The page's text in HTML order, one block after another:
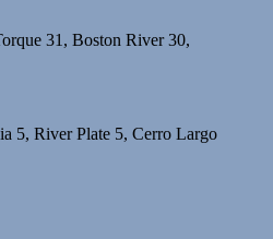
31, Boston River 30,
5, River Plate 5, Cerro Largo